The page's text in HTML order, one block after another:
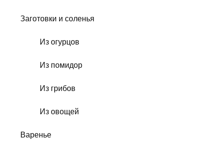
Заготовки и соленья
Из огурцов
Из помидор
Из грибов
Из овощей
Варенье